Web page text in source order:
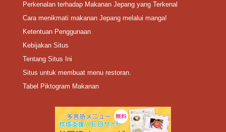
Perkenalan terhadap Makanan Jepang yang Terkenal
Cara menikmati makanan Jepang melalui manga!
Ketentuan Penggunaan
Kebijakan Situs
Tentang Situs Ini
Situs untuk membuat menu restoran.
Tabel Piktogram Makanan